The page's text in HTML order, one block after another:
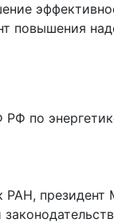
повышения
РФ по
РАН,